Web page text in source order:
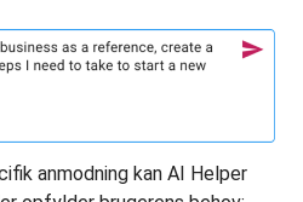
anmodning kan AI Helper